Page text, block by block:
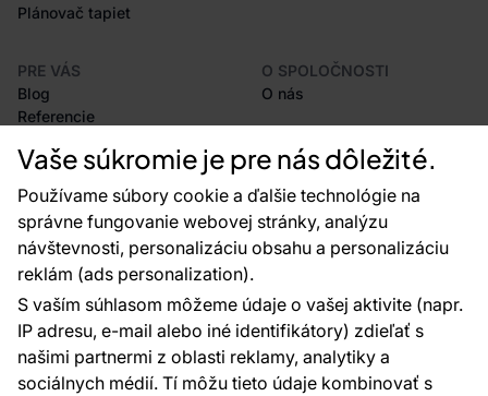
Vaše súkromie je pre nás dôležité.
Používame súbory cookie a ďalšie technológie na
správne fungovanie webovej stránky, analýzu
návštevnosti, personalizáciu obsahu a personalizáciu
reklám (ads personalization).
S vaším súhlasom môžeme údaje o vašej aktivite (napr.
IP adresu, e-mail alebo iné identifikátory) zdieľať s
našimi partnermi z oblasti reklamy, analytiky a
sociálnych médií. Tí môžu tieto údaje kombinovať s
Plánovač tapiet
PRE VÁS
Blog
Referencie
Rady a tipy
Najčastejšie otázky
O SPOLOČNOSTI
O nás
Kontakty
Sme tu pre vás 24 hodín denne, 7 dní v
týždni
+420 777 004 021